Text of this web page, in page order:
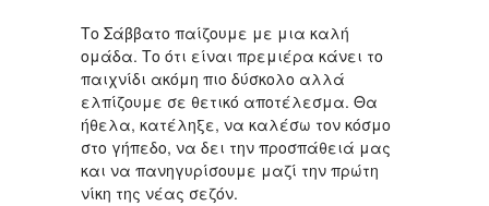
Το Σάββατο παίζουμε με μια καλή
ομάδα. Το ότι είναι πρεμιέρα κάνει το
παιχνίδι ακόμη πιο δύσκολο αλλά
ελπίζουμε σε θετικό αποτέλεσμα. Θα
ήθελα, κατέληξε, να καλέσω τον κόσμο
στο γήπεδο, να δει την προσπάθειά μας
και να πανηγυρίσουμε μαζί την πρώτη
νίκη της νέας σεζόν.